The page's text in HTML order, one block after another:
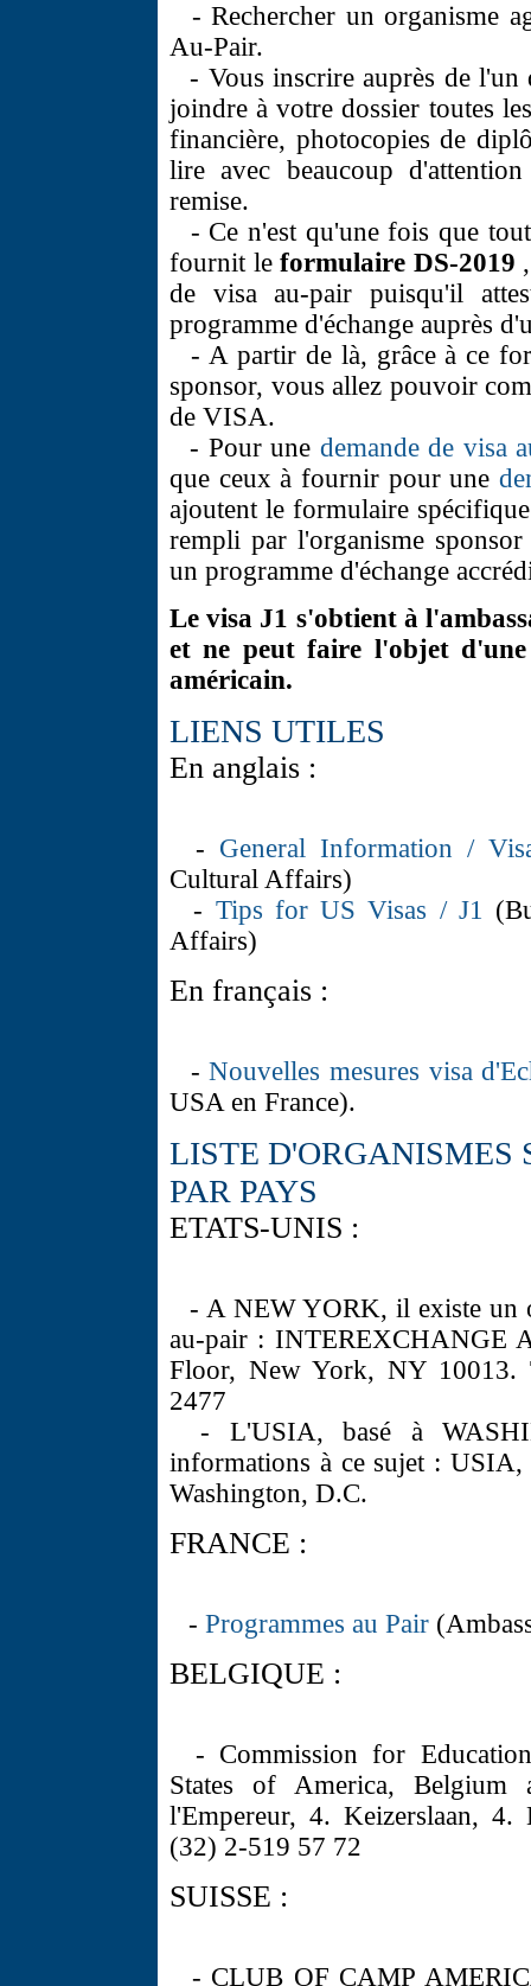
- Rechercher un organisme
Au-Pair.
- Vous inscrire auprès de l'un
joindre à votre dossier toutes
financière, photocopies de
lire avec beaucoup
remise.
- Ce n'est qu'une fois que
fournit le formulaire DS-2019
de visa au-pair puisqu'il
programme d'échange auprès
- A partir de là, grâce à ce
sponsor, vous allez pouvoir
de VISA.
- Pour une demande de visa
que ceux à fournir pour une
ajoutent le formulaire
rempli par l'organisme
un programme d'échange
Le visa J1 s'obtient à
et ne peut faire l'objet
américain.
LIENS UTILES
En anglais :
- General Information /
Cultural Affairs)
- Tips for US Visas / J1
Affairs)
En français :
-Nouvelles mesures visa
USA en France).
LISTE D'ORGANISMES
PAR PAYS
ETATS-UNIS :
- A NEW YORK, il existe un
au-pair : INTEREXCHANGE
Floor, New York, NY
2477
- L'USIA, basé à
informations à ce sujet :
Washington, D.C.
FRANCE :
- Programmes au Pair
BELGIQUE :
- Commission for
States of America, Belgium
l'Empereur, 4. Keizerslaan,
(32) 2-519 57 72
SUISSE :
- CLUB OF CAMP